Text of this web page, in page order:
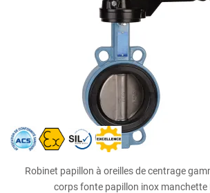
Robinet papillon à oreilles de centrage
corps fonte papillon inox manchette